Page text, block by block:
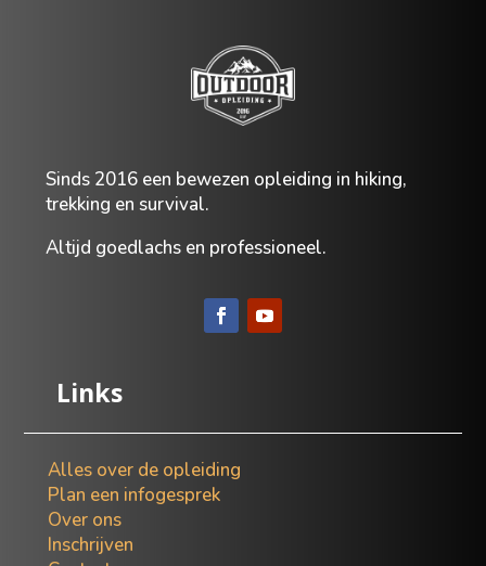
Sinds 2016 een bewezen opleiding in hiking,
trekking en survival.
Altijd goedlachs en professioneel.
Links
Alles over de opleiding
Plan een infogesprek
Over ons
Inschrijven